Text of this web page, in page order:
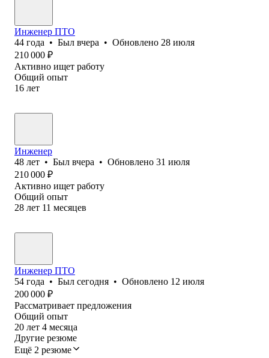
Инженер ПТО
44 года • Был вчера • Обновлено 28 июля
210 000 ₽
Активно ищет работу
Общий опыт
16 лет
Инженер
48 лет • Был вчера • Обновлено 31 июля
210 000 ₽
Активно ищет работу
Общий опыт
28 лет 11 месяцев
Инженер ПТО
54 года • Был сегодня • Обновлено 12 июля
200 000 ₽
Рассматривает предложения
Общий опыт
20 лет 4 месяца
Другие резюме
Ещё 2 резюме